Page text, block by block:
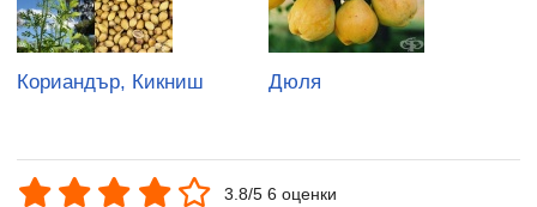
Кориандър, Кикниш Дюля
3.8/5 6 оценки